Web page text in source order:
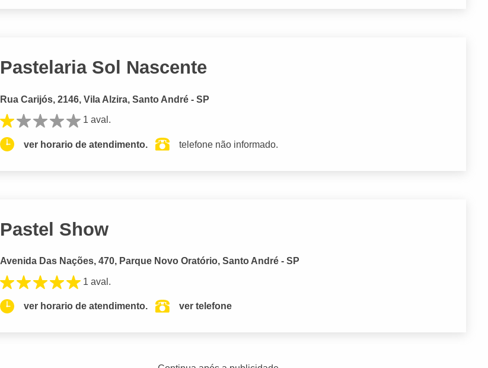
Pastelaria Sol Nascente
Rua Carijós, 2146, Vila Alzira, Santo André - SP
1 aval.
ver horario de atendimento. telefone não informado.
Pastel Show
Avenida Das Nações, 470, Parque Novo Oratório, Santo André - SP
1 aval.
ver horario de atendimento. ver telefone